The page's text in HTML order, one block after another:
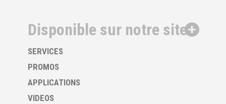
Disponible sur notre site
SERVICES
PROMOS
APPLICATIONS
VIDEOS